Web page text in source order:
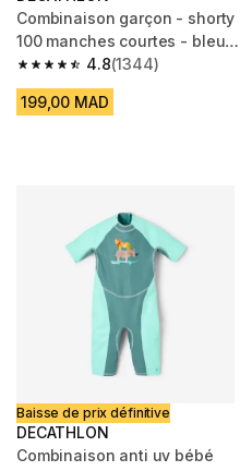
Combinaison garçon - shorty
100 manches courtes - bleu
marine / bleu
4.8
4.8 out of 5 stars from 1344
(1344)
199,00 MAD
Baisse de prix définitive
DECATHLON
Combinaison anti uv bébé